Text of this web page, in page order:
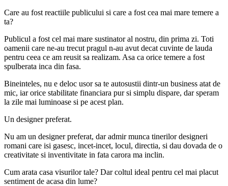
Care au fost reactiile publicului si care a fost cea mai mare temere a
ta?
Publicul a fost cel mai mare sustinator al nostru, din prima zi. Toti
oamenii care ne-au trecut pragul n-au avut decat cuvinte de lauda
pentru ceea ce am reusit sa realizam. Asa ca orice temere a fost
spulberata inca din fasa.
Bineinteles, nu e deloc usor sa te autosustii dintr-un business atat de
mic, iar orice stabilitate financiara pur si simplu dispare, dar speram
la zile mai luminoase si pe acest plan.
Un designer preferat.
Nu am un designer preferat, dar admir munca tinerilor designeri
romani care isi gasesc, incet-incet, locul, directia, si dau dovada de o
creativitate si inventivitate in fata carora ma inclin.
Cum arata casa visurilor tale? Dar coltul ideal pentru cel mai placut
sentiment de acasa din lume?